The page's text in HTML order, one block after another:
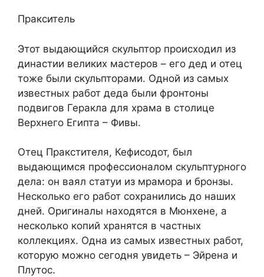
Пракситель
Этот выдающийся скульптор происходил из
династии великих мастеров – его дед и отец
тоже были скульпторами. Одной из самых
известных работ деда были фронтоны
подвигов Геракла для храма в столице
Верхнего Египта – Фивы.
Отец Пракстителя, Кефисодот, был
выдающимся профессионалом скульптурного
дела: он ваял статуи из мрамора и бронзы.
Несколько его работ сохранились до наших
дней. Оригиналы находятся в Мюнхене, а
несколько копий хранятся в частных
коллекциях. Одна из самых известных работ,
которую можно сегодня увидеть – Эйрена и
Плутос.